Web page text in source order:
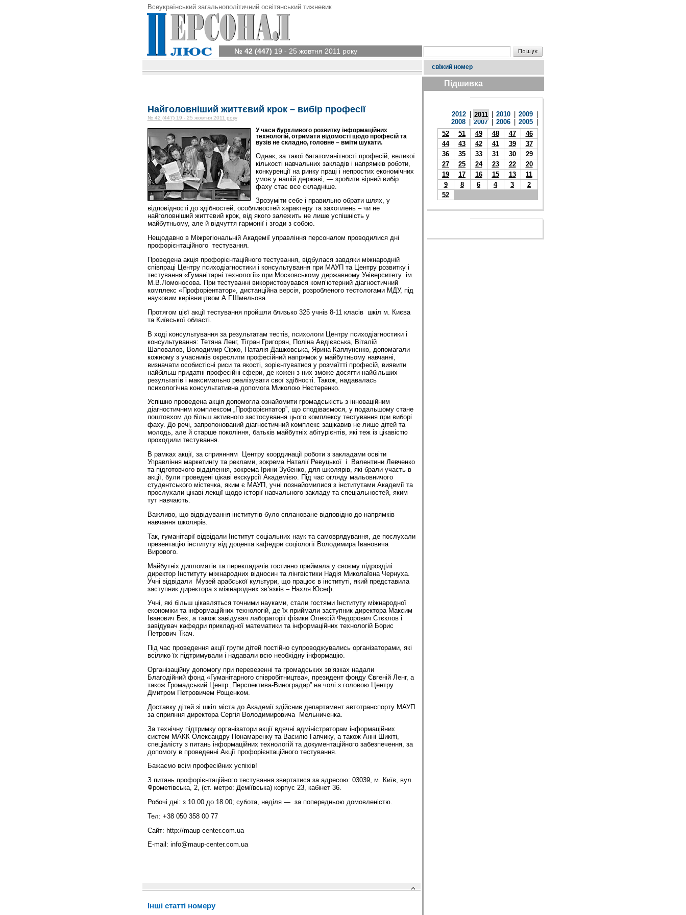
Всеукраїнський загальнополітичний освітянський тижневик
№ 42 (447) 19 - 25 жовтня 2011 року
свіжий номер
Найголовніший життєвий крок – вибір професії
№ 42 (447) 19 - 25 жовтня 2011 року
У часи бурхливого розвитку інформаційних
технологій, отримати відомості щодо професій та
вузів не складно, головне – вміти шукати.
Однак, за такої багатоманітності професій, великої
кількості навчальних закладів і напрямків роботи,
конкуренції на ринку праці і непростих економічних
умов у нашій державі, — зробити вірний вибір
фаху стає все складніше.
Зрозуміти себе і правильно обрати шлях, у
відповідності до здібностей, особливостей характеру та захоплень – чи не
найголовніший життєвий крок, від якого залежить не лише успішність у
майбутньому, але й відчуття гармонії і згоди з собою.
Нещодавно в Міжрегіональній Академії управління персоналом проводилися дні
профорієнтаційного тестування.
Проведена акція профорієнтаційного тестування, відбулася завдяки міжнародній
співпраці Центру психодіагностики і консультування при МАУП та Центру розвитку і
тестування «Гуманітарні технології» при Московському державному Університету ім.
М.В.Ломоносова. При тестуванні використовувався комп’ютерний діагностичний
комплекс «Профоріентатор», дистанційна версія, розробленого тестологами МДУ, під
науковим керівництвом А.Г.Шмельова.
Протягом цієї акції тестування пройшли близько 325 учнів 8-11 класів шкіл м. Києва
та Київської області.
В ході консультування за результатам тестів, психологи Центру психодіагностики і
консультування: Тетяна Ленг, Тігран Григорян, Поліна Авдієвська, Віталій
Шаповалов, Володимир Сірко, Наталія Дашковська, Ярина Каплунєнко, допомагали
кожному з учасників окреслити професійний напрямок у майбутньому навчанні,
визначати особистісні риси та якості, зорієнтуватися у розмаїтті професій, виявити
найбільш придатні професійні сфери, де кожен з них зможе досягти найбільших
результатів і максимально реалізувати свої здібності. Також, надавалась
психологічна консультативна допомога Миколою Нестеренко.
Успішно проведена акція допомогла ознайомити громадськість з інноваційним
діагностичним комплексом „Профорієнтатор”, що сподіваємося, у подальшому стане
поштовхом до більш активного застосування цього комплексу тестування при виборі
фаху. До речі, запропонований діагностичний комплекс зацікавив не лише дітей та
молодь, але й старше покоління, батьків майбутніх абітурієнтів, які теж із цікавістю
проходили тестування.
В рамках акції, за сприянням Центру координації роботи з закладами освіти
Управління маркетингу та реклами, зокрема Наталії Ревуцької і Валентини Левченко
та підготовчого відділення, зокрема Ірини Зубенко, для школярів, які брали участь в
акції, були проведені цікаві екскурсії Академією. Під час огляду мальовничого
студентського містечка, яким є МАУП, учні познайомилися з інститутами Академії та
прослухали цікаві лекції щодо історії навчального закладу та спеціальностей, яким
тут навчають.
Важливо, що відвідування інститутів було сплановане відповідно до напрямків
навчання школярів.
Так, гуманітарії відвідали Інститут соціальних наук та самоврядування, де послухали
презентацію інституту від доцента кафедри соціології Володимира Івановича
Вирового.
Майбутніх дипломатів та перекладачів гостинно приймала у своєму підрозділі
директор Інституту міжнародних відносин та лінгвістики Надія Миколаївна Чернуха.
Учні відвідали Музей арабської культури, що працює в інституті, який представила
заступник директора з міжнародних зв’язків – Нахля Юсеф.
Учні, які більш цікавляться точними науками, стали гостями Інституту міжнародної
економіки та інформаційних технологій, де їх приймали заступник директора Максим
Іванович Бех, а також завідувач лабораторії фізики Олексій Федорович Стєклов і
завідувач кафедри прикладної математики та інформаційних технологій Борис
Петрович Ткач.
Під час проведення акції групи дітей постійно супроводжувались організаторами, які
всіляко їх підтримували і надавали всю необхідну інформацію.
Організаційну допомогу при перевезенні та громадських зв’язках надали
Благодійний фонд «Гуманітарного співробітництва», президент фонду Євгеній Ленг, а
також Громадський Центр „Перспектива-Виноградар” на чолі з головою Центру
Дмитром Петровичем Рощенком.
Доставку дітей зі шкіл міста до Академії здійснив департамент автотранспорту МАУП
за сприяння директора Сергія Володимировича Мельниченка.
За технічну підтримку організатори акції вдячні адміністраторам інформаційних
систем МАКК Олександру Понамаренку та Василю Гапчику, а також Анні Шикіті,
спеціалісту з питань інформаційних технологій та документаційного забезпечення, за
допомогу в проведенні Акції профорієнтаційного тестування.
Бажаємо всім професійних успіхів!
З питань профорієнтаційного тестування звертатися за адресою: 03039, м. Київ, вул.
Фрометівська, 2, (ст. метро: Деміївська) корпус 23, кабінет 36.
Робочі дні: з 10.00 до 18.00; субота, неділя — за попередньою домовленістю.
Тел: +38 050 358 00 77
Сайт: http://maup-center.com.ua
E-mail: info@maup-center.com.ua
Інші статті номеру
Підшивка
2012 2011 2010 2009
2008
2007 2006 2005
52
51 49 48 47
46
44
43 42 41 39
37
36
35 33 31 30
29
27
25 24 23 22
20
19
17 16 15 13
11
9
8 6 4 3
2
52